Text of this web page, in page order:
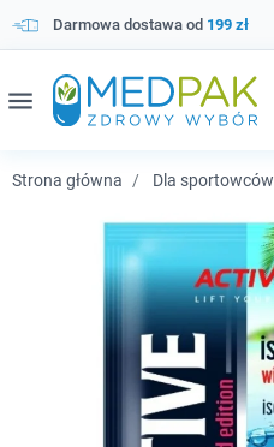
Darmowa dostawa od 199 zł
menu
Strona główna Dla sportowców